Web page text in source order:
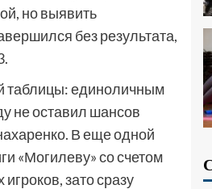
но выявить
без результата,
таблицы: единоличным
не оставил шансов
В еще одной
«Могилеву» со счетом
зато сразу